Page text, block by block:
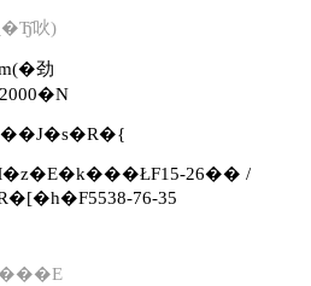
吙)
劲
26�� /
76-35